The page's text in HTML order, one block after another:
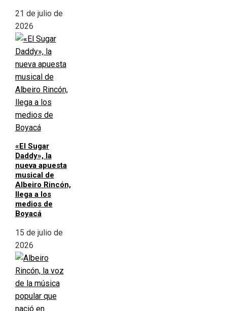
21 de julio de
2026
«El Sugar
Daddy», la
nueva apuesta
musical de
Albeiro Rincón,
llega a los
medios de
Boyacá
15 de julio de
2026